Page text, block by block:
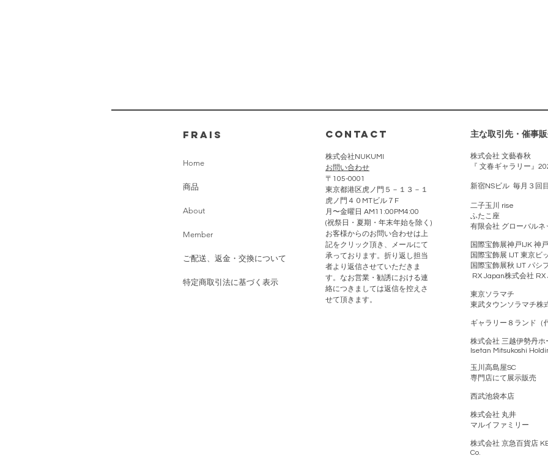
FRAIS
Home
商品
About
Member
ご配送、返金・交換について
特定商取引法に基づく表示
CONTACT
株式会社NUKUMI
​お問い合わせ
〒105-0001
東京都港区虎ノ門５－１３－１
虎ノ門４０MTビル７F
月〜金曜日 AM11:00PM4:00
(祝祭日・夏期・年末年始を除く)
お客様からのお問い合わせは上
記をクリック頂き、メールにて
承っております。折り返し担当
者より返信させていただきま
す。なお営業・勧誘における連
絡につきましては返信を控えさ
せて頂きます。
主な取引先・催事
株式会社 文藝春秋
『 文春ギャラリー』
新宿NSビル 毎月３回
二子玉川 rise
ふたこ座
有限会社 グローバルネ
国際宝飾展神戸IJK 神
国際宝飾展 IJT 東京ビ
国際宝飾展秋 IJT パ
RX Japan株式会社 RX
東京ソラマチ
東武タウンソラマチ株
ギャラリー８ランド（
株式会社 三越伊勢丹ホ
Isetan Mitsukoshi
玉川高島屋SC
専門店にて展示販売
西武池袋本店
株式会社 丸井
マルイファミリー
株式会社 京急百貨店
Co.